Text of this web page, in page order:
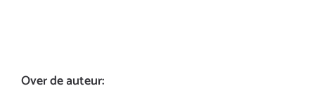
Over de auteur: